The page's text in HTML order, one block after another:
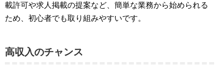
載許可や求人掲載の提案など、簡単な業務から始められる
ため、初心者でも取り組みやすいです​​​​。
高収入のチャンス